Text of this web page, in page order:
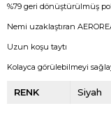
%79 geri dönüştürülmüş
Nemi uzaklaştıran
Uzun koşu taytı
Kolayca görülebilmeyi
RENK Siyah